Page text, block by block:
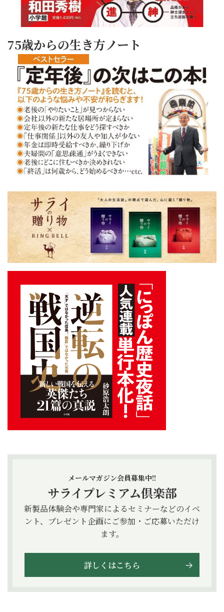
75歳からの生き方ノート
メールマガジン会員募集中!!
サライプレミアム倶楽部
新製品体験会や専門家によるセミナーなどのイベ
ント、プレゼント企画にご参加・ご応募いただけ
ます。
詳しくはこちら